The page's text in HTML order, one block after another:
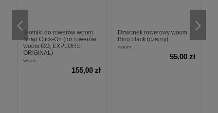
Błotniki do rowerów woom
Snap Click-On (do rowerów
woom GO, EXPLORE,
ORIGINAL)
woom
155,00 zł
Dzwonek rowerowy woom
Bing black (czarny)
woom
55,00 zł